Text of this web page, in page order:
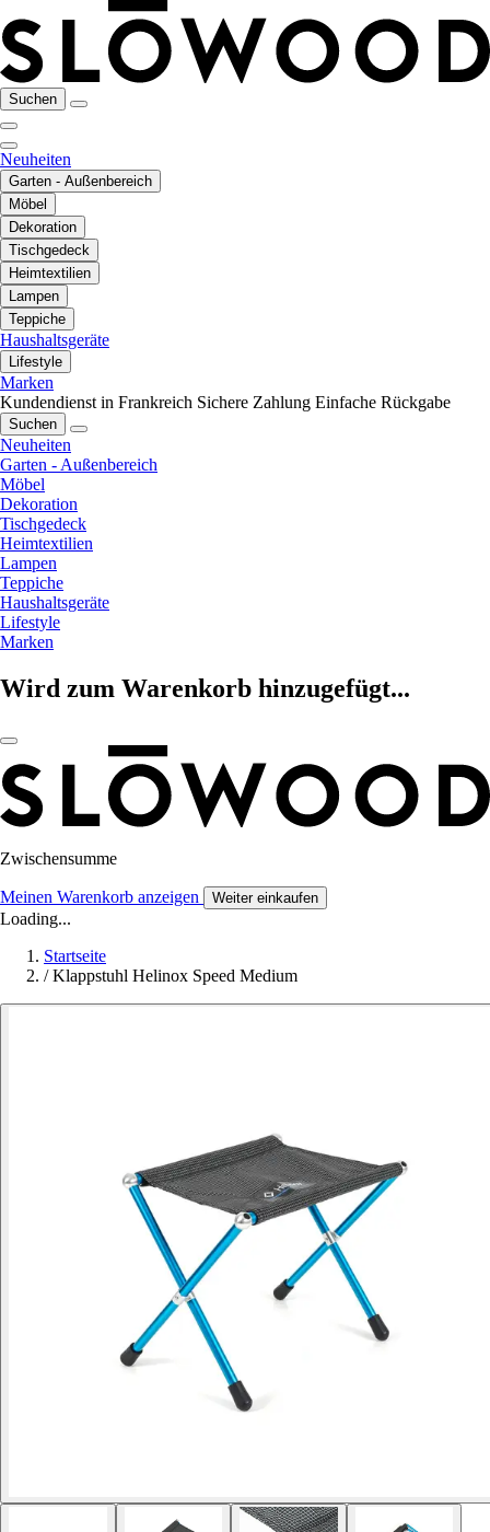
Suchen
Neuheiten
Garten - Außenbereich
Möbel
Dekoration
Tischgedeck
Heimtextilien
Lampen
Teppiche
Haushaltsgeräte
Lifestyle
Marken
Kundendienst in Frankreich Sichere Zahlung Einfache Rückgabe
Suchen
Neuheiten
Garten - Außenbereich
Möbel
Dekoration
Tischgedeck
Heimtextilien
Lampen
Teppiche
Haushaltsgeräte
Lifestyle
Marken
Wird zum Warenkorb hinzugefügt...
Zwischensumme
Meinen Warenkorb anzeigen Weiter einkaufen
Loading...
Startseite
/ Klappstuhl Helinox Speed Medium